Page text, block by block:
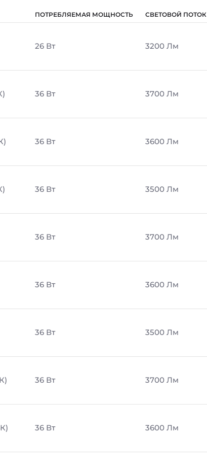
ПОТРЕБЛЯЕМАЯ МОЩНОСТЬ СВЕТОВОЙ ПОТОК
26 Вт 3200 Лм
36 Вт 3700 Лм
36 Вт 3600 Лм
36 Вт 3500 Лм
36 Вт 3700 Лм
36 Вт 3600 Лм
36 Вт 3500 Лм
36 Вт 3700 Лм
36 Вт 3600 Лм